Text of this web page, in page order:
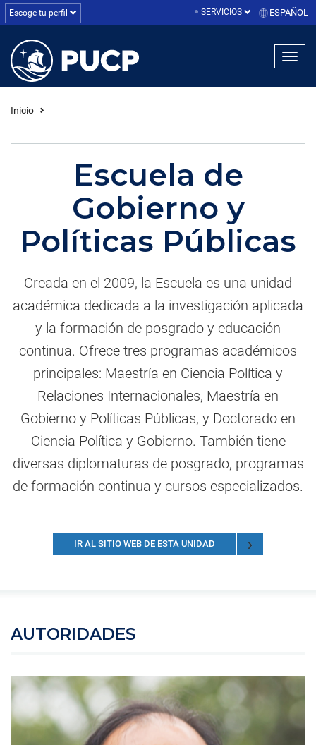
Escoge tu perfil SERVICIOS ESPAÑOL
Inicio
Escuela de
Gobierno y
Políticas Públicas
Creada en el 2009, la Escuela es una unidad
académica dedicada a la investigación aplicada
y la formación de posgrado y educación
continua. Ofrece tres programas académicos
principales: Maestría en Ciencia Política y
Relaciones Internacionales, Maestría en
Gobierno y Políticas Públicas, y Doctorado en
Ciencia Política y Gobierno. También tiene
diversas diplomaturas de posgrado, programas
de formación continua y cursos especializados.
IR AL SITIO WEB DE ESTA UNIDAD
AUTORIDADES